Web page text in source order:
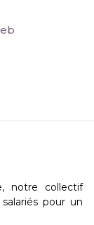
notre collectif
pour un